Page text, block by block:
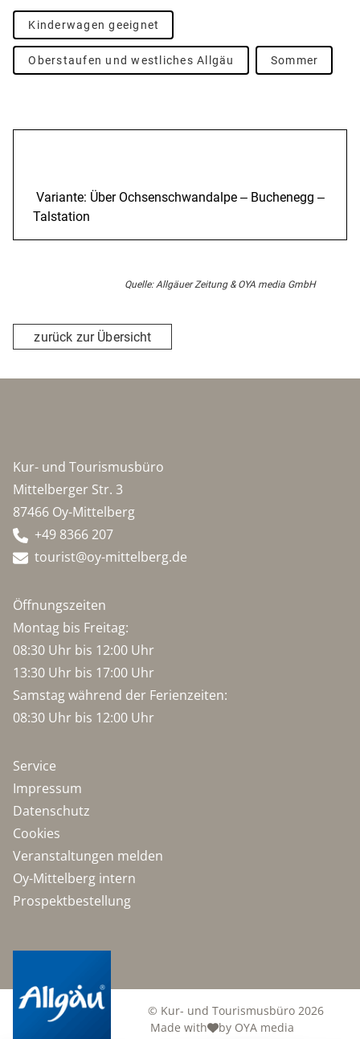
Kinderwagen geeignet
Oberstaufen und westliches Allgäu Sommer
Variante: Über Ochsenschwandalpe ‒ Buchenegg ‒
Talstation
Quelle: Allgäuer Zeitung & OYA media GmbH
zurück zur Übersicht
Kur- und Tourismusbüro
Mittelberger Str. 3
87466 Oy-Mittelberg
+49 8366 207
tourist@oy-mittelberg.de
Öffnungszeiten
Montag bis Freitag:
08:30 Uhr bis 12:00 Uhr
13:30 Uhr bis 17:00 Uhr
Samstag während der Ferienzeiten:
08:30 Uhr bis 12:00 Uhr
Service
Impressum
Datenschutz
Cookies
Veranstaltungen melden
Oy-Mittelberg intern
Prospektbestellung
© Kur- und Tourismusbüro 2026
Made with
by OYA media